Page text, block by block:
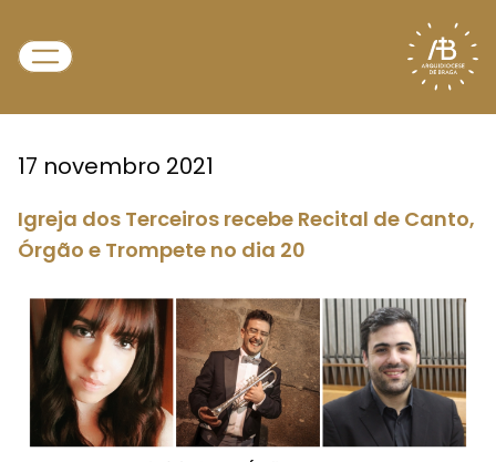
17 novembro 2021
Igreja dos Terceiros recebe Recital de Canto,
Órgão e Trompete no dia 20